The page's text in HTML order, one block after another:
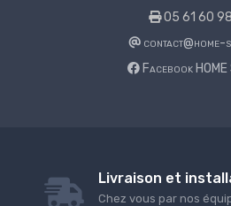
05 61 60
Facebook
Livraison et
Chez vous par nos